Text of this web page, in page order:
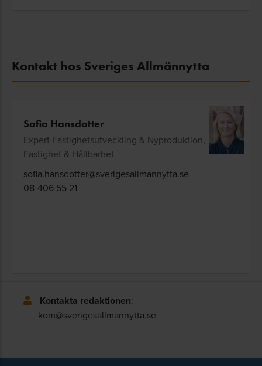
Kontakt hos Sveriges Allmännytta
Sofia Hansdotter
Expert Fastighetsutveckling & Nyproduktion,
Fastighet & Hållbarhet
sofia.hansdotter@sverigesallmannytta.se
08-406 55 21
Kontakta redaktionen:
kom@sverigesallmannytta.se